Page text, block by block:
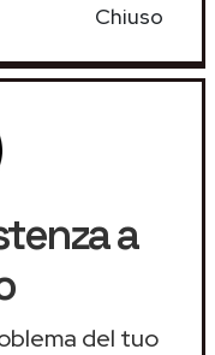
Chiuso
a
del tuo